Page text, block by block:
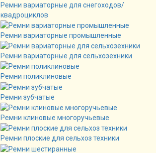
Ремни вариаторные для снегоходов/
квадроциклов
Ремни вариаторные промышленные
Ремни вариаторные для сельхозехники
Ремни поликлиновые
Ремни зубчатые
Ремни клиновые многоручьевые
Ремни плоские для сельхоз техники